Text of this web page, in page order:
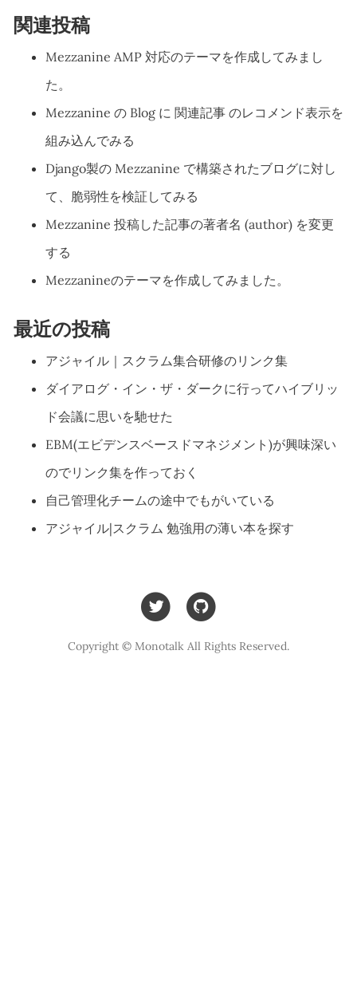
関連投稿
Mezzanine AMP 対応のテーマを作成してみまし
た。
Mezzanine の Blog に 関連記事 のレコメンド表示を
組み込んでみる
Django製の Mezzanine で構築されたブログに対し
て、脆弱性を検証してみる
Mezzanine 投稿した記事の著者名 (author) を変更
する
Mezzanineのテーマを作成してみました。
最近の投稿
アジャイル｜スクラム集合研修のリンク集
ダイアログ・イン・ザ・ダークに行ってハイブリッ
ド会議に思いを馳せた
EBM(エビデンスベースドマネジメント)が興味深い
のでリンク集を作っておく
自己管理化チームの途中でもがいている
アジャイル|スクラム 勉強用の薄い本を探す
Copyright © Monotalk All Rights Reserved.